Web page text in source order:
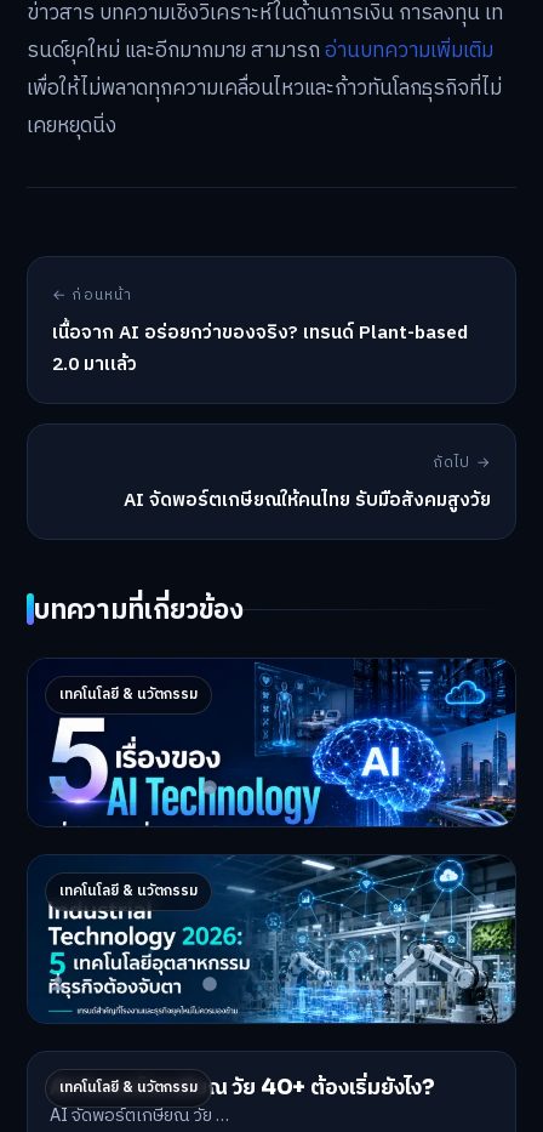
ข่าวสาร บทความเชิงวิเคราะห์ในด้านการเงิน การลงทุน เท
รนด์ยุคใหม่ และอีกมากมาย สามารถอ่านบทความเพิ่มเติม
เพื่อให้ไม่พลาดทุกความเคลื่อนไหวและก้าวทันโลกธุรกิจที่ไม่
เคยหยุดนิ่ง
← ก่อนหน้า
เนื้อจาก AI อร่อยกว่าของจริง? เทรนด์ Plant-based
2.0 มาแล้ว
ถัดไป →
AI จัดพอร์ตเกษียณให้คนไทย รับมือสังคมสูงวัย
บทความที่เกี่ยวข้อง
เทคโนโลยี & นวัตกรรม
5 เรื่องของ AI Technology ที่กำลังเปลี่ยนโลก
ในปี 2026
5 AI Technology ที่กำล…
Master Bussiness 2 กรกฎาคม 2026
เทคโนโลยี & นวัตกรรม
Industrial 2026 : 5 เทคโนโลยีอุตสาหกรรมที่
ธุรกิจต้องจับตา
Industrial Technology …
Master Bussiness 1 กรกฎาคม 2026
เทคโนโลยี & นวัตกรรม
AI จัดพอร์ตเกษียณ วัย 40+ ต้องเริ่มยังไง?
AI จัดพอร์ตเกษียณ วัย …